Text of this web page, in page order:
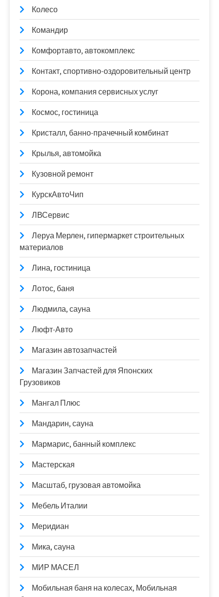
Колесо
Командир
Комфортавто, автокомплекс
Контакт, спортивно-оздоровительный центр
Корона, компания сервисных услуг
Космос, гостиница
Кристалл, банно-прачечный комбинат
Крылья, автомойка
Кузовной ремонт
КурскАвтоЧип
ЛВСервис
Леруа Мерлен, гипермаркет строительных
материалов
Лина, гостиница
Лотос, баня
Людмила, сауна
Люфт-Авто
Магазин автозапчастей
Магазин Запчастей для Японских
Грузовиков
Мангал Плюс
Мандарин, сауна
Мармарис, банный комплекс
Мастерская
Масштаб, грузовая автомойка
Мебель Италии
Меридиан
Мика, сауна
МИР МАСЕЛ
Мобильная баня на колесах, Мобильная